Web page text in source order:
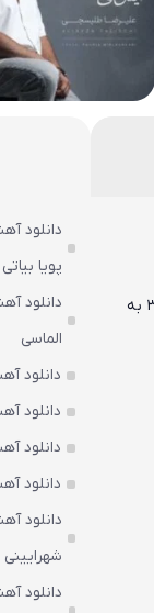
با لینک مستقیم و دو کیفیت عالی ۱۲۸ و ۳۲۰ به
دانلود
پویا بیاتی
دانلود
الماسی
دانلود
دانلود
دانلود
دانلود
دانلود
شهرایینی
دانلود